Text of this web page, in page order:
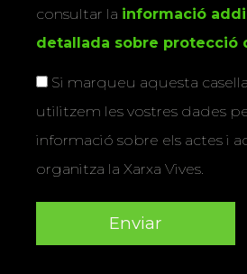
consultar la informació
detallada sobre protecció
Si marqueu aquesta
utilitzem les vostres dades
informació sobre els actes i
organitza la Xarxa Vives.